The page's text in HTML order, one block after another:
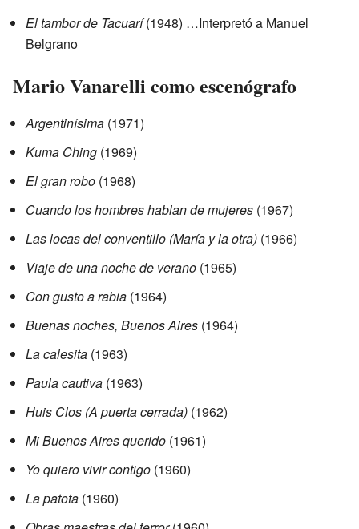
El tambor de Tacuarí(1948) …Interpretó a Manuel
Belgrano
Mario Vanarelli como escenógrafo
Argentinísima (1971)
Kuma Ching (1969)
El gran robo (1968)
Cuando los hombres hablan de mujeres (1967)
Las locas del conventillo (María y la otra) (1966)
Viaje de una noche de verano (1965)
Con gusto a rabia (1964)
Buenas noches, Buenos Aires (1964)
La calesita (1963)
Paula cautiva (1963)
Huis Clos (A puerta cerrada) (1962)
Mi Buenos Aires querido (1961)
Yo quiero vivir contigo (1960)
La patota (1960)